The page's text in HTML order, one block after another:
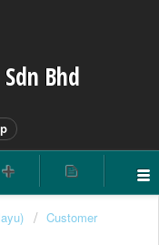
Bhd
Customer